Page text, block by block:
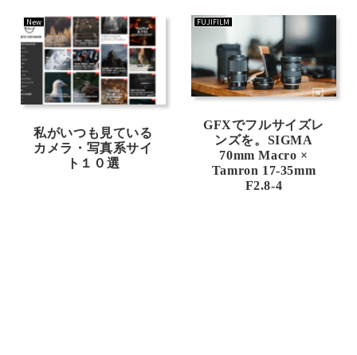
New
私がいつも見ている
カメラ・写真系サイ
ト１０選
FUJIFILM
GFXでフルサイズレ
ンズを。SIGMA
70mm Macro ×
Tamron 17-35mm
F2.8-4